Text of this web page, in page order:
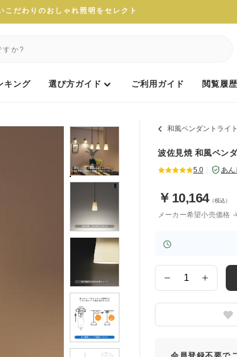
こだわりのおしゃれ照明をセレクト
キング 選び方ガイド ご利用ガイド 閲覧履歴
和風ペンダントライト
波佐見焼 和風ペン
5.0 あん
￥ 10,164（税込）
メーカー希望小売価格
数
量